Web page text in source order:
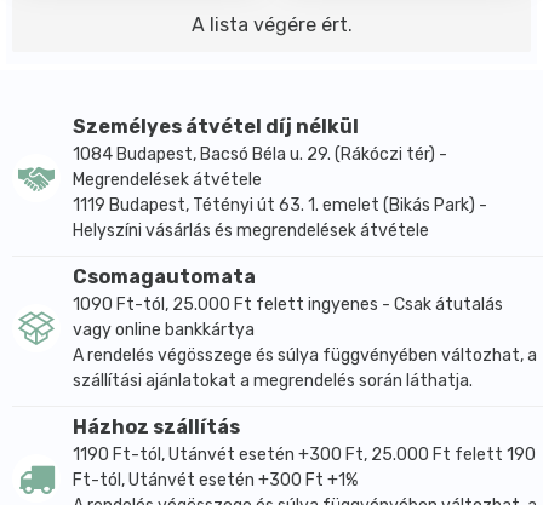
A lista végére ért.
Személyes átvétel díj nélkül
1084 Budapest, Bacsó Béla u. 29. (Rákóczi tér) -
Megrendelések átvétele
1119 Budapest, Tétényi út 63. 1. emelet (Bikás Park) -
Helyszíni vásárlás és megrendelések átvétele
Csomagautomata
1090 Ft-tól, 25.000 Ft felett ingyenes - Csak átutalás
vagy online bankkártya
A rendelés végösszege és súlya függvényében változhat, a
szállítási ajánlatokat a megrendelés során láthatja.
Házhoz szállítás
1190 Ft-tól, Utánvét esetén +300 Ft, 25.000 Ft felett 190
Ft-tól, Utánvét esetén +300 Ft +1%